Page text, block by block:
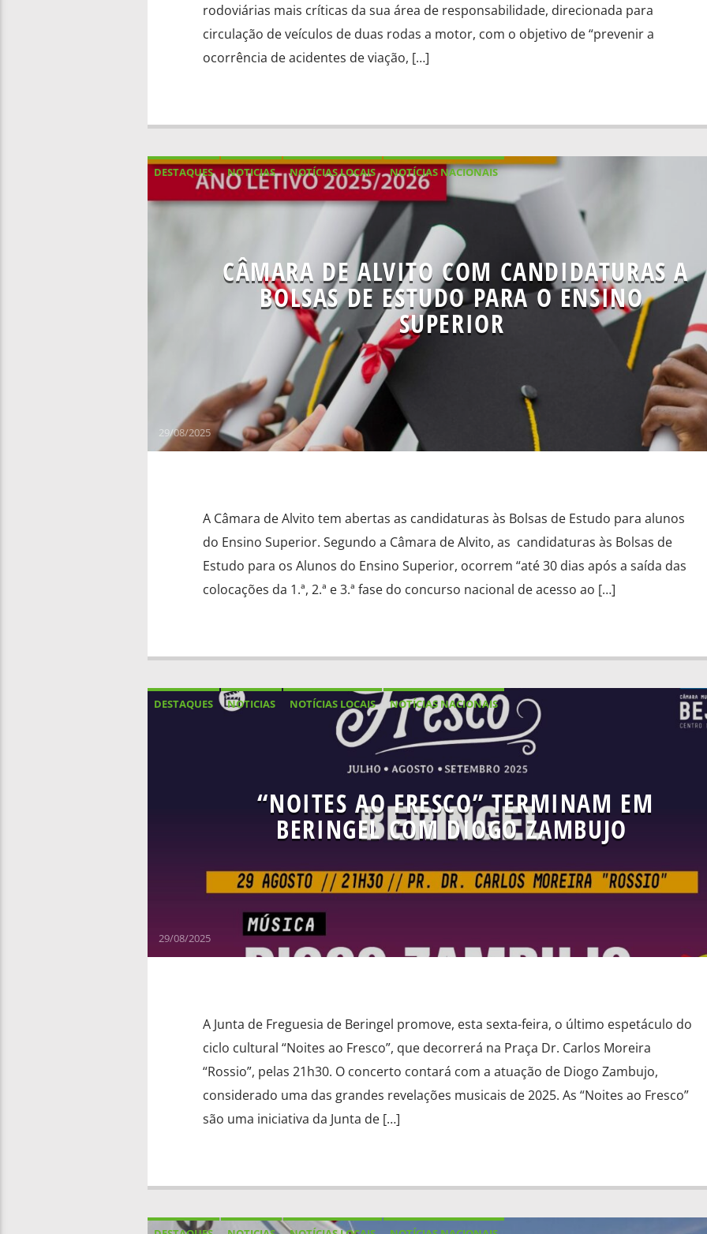
rodoviárias mais críticas da sua área de responsabilidade, direcionada para
circulação de veículos de duas rodas a motor, com o objetivo de “prevenir a
ocorrência de acidentes de viação, […]
DESTAQUES NOTICIAS NOTÍCIAS LOCAIS NOTÍCIAS NACIONAIS
CÂMARA DE ALVITO COM CANDIDATURAS A
BOLSAS DE ESTUDO PARA O ENSINO
SUPERIOR
29/08/2025
A Câmara de Alvito tem abertas as candidaturas às Bolsas de Estudo para alunos
do Ensino Superior. Segundo a Câmara de Alvito, as candidaturas às Bolsas de
Estudo para os Alunos do Ensino Superior, ocorrem “até 30 dias após a saída das
colocações da 1.ª, 2.ª e 3.ª fase do concurso nacional de acesso ao […]
DESTAQUES NOTICIAS NOTÍCIAS LOCAIS NOTÍCIAS NACIONAIS
“NOITES AO FRESCO” TERMINAM EM
BERINGEL COM DIOGO ZAMBUJO
29/08/2025
A Junta de Freguesia de Beringel promove, esta sexta-feira, o último espetáculo do
ciclo cultural “Noites ao Fresco”, que decorrerá na Praça Dr. Carlos Moreira
“Rossio”, pelas 21h30. O concerto contará com a atuação de Diogo Zambujo,
considerado uma das grandes revelações musicais de 2025. As “Noites ao Fresco”
são uma iniciativa da Junta de […]